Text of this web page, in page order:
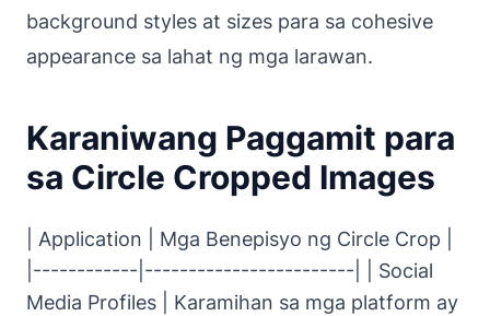
background styles at sizes para sa cohesive
appearance sa lahat ng mga larawan.
Karaniwang Paggamit para
sa Circle Cropped Images
| Application | Mga Benepisyo ng Circle Crop |
|------------|------------------------| | Social
Media Profiles | Karamihan sa mga platform ay